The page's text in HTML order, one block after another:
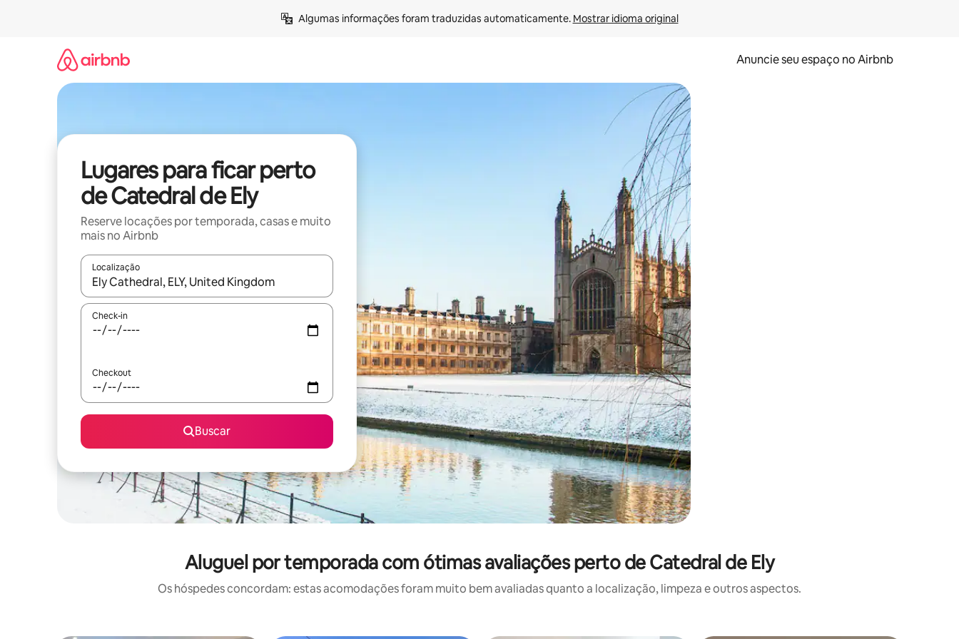
Algumas informações foram traduzidas automaticamente. Mostrar idioma original
Anuncie seu espaço no Airbnb
Lugares para ficar perto
de Catedral de Ely
Reserve locações por temporada, casas e muito
mais no Airbnb
Localização
Quando os resultados estiverem disponíveis, explore-os usando as seta para cima e para baixo do teclado ou tocando e deslizando o dedo na tela.
Check-in
Checkout
Buscar
Aluguel por temporada com ótimas avaliações perto de Catedral de Ely
Os hóspedes concordam: estas acomodações foram muito bem avaliadas quanto a localização, limpeza e outros aspectos.